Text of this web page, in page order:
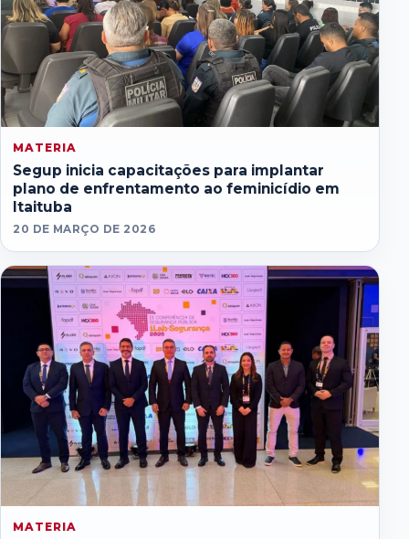
MATERIA
Segup inicia capacitações para implantar
plano de enfrentamento ao feminicídio em
Itaituba
20 DE MARÇO DE 2026
MATERIA